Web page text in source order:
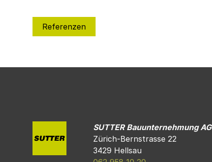
Referenzen
SUTTER Bauunternehmung AG
Zürich-Bernstrasse 22
3429 Hellsau